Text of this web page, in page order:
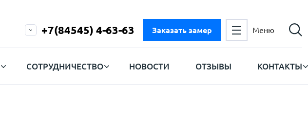
+7(84545) 4-63-63 Заказать замер Меню
СОТРУДНИЧЕСТВО НОВОСТИ ОТЗЫВЫ КОНТАКТЫ